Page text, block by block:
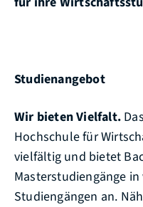
Studienangebot
Wir bieten Vielfalt.
Hochschule für
vielfältig und bietet
Masterstudiengänge
Studiengängen an.